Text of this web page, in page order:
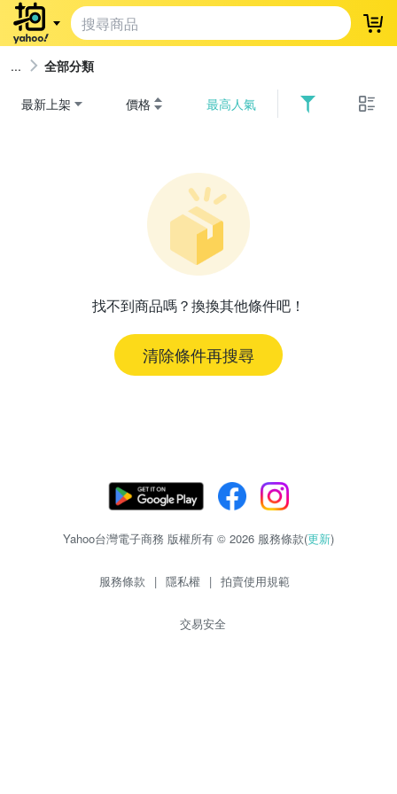
登
全部分類
最新上架 價格 最高人氣
找不到商品嗎？換換其他條件吧！
清除條件再搜尋
Yahoo台灣電子商務 版權所有 © 2026 服務條款(更新)
服務條款 | 隱私權 | 拍賣使用規範
交易安全